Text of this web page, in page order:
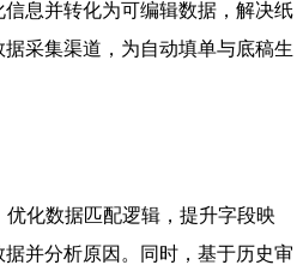
息并转化为可编辑数据，解决纸
采集渠道，为自动填单与底稿生
化数据匹配逻辑，提升字段映
并分析原因。同时，基于历史审